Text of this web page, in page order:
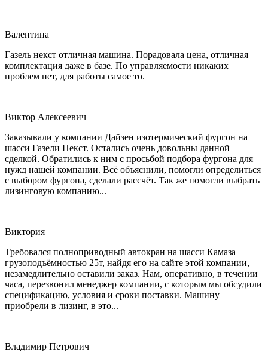
Валентина
Газель некст отличная машина. Порадовала цена, отличная
комплектация даже в базе. По управляемости никаких
проблем нет, для работы самое то.
Виктор Алексеевич
Заказывали у компании Дайзен изотермический фургон на
шасси Газели Некст. Остались очень довольны данной
сделкой. Обратились к ним с просьбой подбора фургона для
нужд нашей компании. Всё объяснили, помогли определиться
с выбором фургона, сделали рассчёт. Так же помогли выбрать
лизинговую компанию...
Виктория
Требовался полноприводный автокран на шасси Камаза
грузоподъёмностью 25т, найдя его на сайте этой компании,
незамедлительно оставили заказ. Нам, оперативно, в течении
часа, перезвонил менеджер компании, с которым мы обсудили
спецификацию, условия и сроки поставки. Машину
приобрели в лизинг, в это...
Владимир Петрович